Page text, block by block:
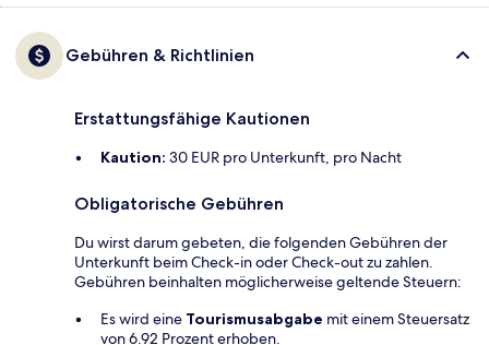
Gebühren & Richtlinien
Erstattungsfähige Kautionen
Kaution: 30 EUR pro Unterkunft, pro Nacht
Obligatorische Gebühren
Du wirst darum gebeten, die folgenden Gebühren der
Unterkunft beim Check-in oder Check-out zu zahlen.
Gebühren beinhalten möglicherweise geltende Steuern:
Es wird eine Tourismusabgabe mit einem Steuersatz
von 6.92 Prozent erhoben.